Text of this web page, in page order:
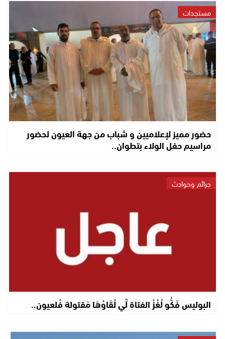
مستجدات
حضور مميز لإعلاميين و شباب من جهة العيون لحضور
مراسيم حفل الولاء بتطوان..
جرائم وحوادث
البوليس فَكُّو لُغْزْ الفتاة لِّي لْقَاوْهَا مَقتولة فْلعيون..